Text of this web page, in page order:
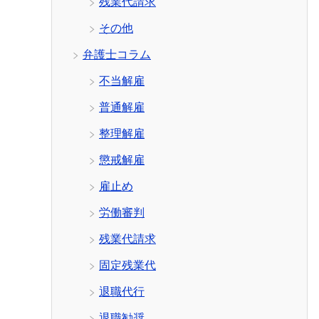
その他
弁護士コラム
不当解雇
普通解雇
整理解雇
懲戒解雇
雇止め
労働審判
残業代請求
固定残業代
退職代行